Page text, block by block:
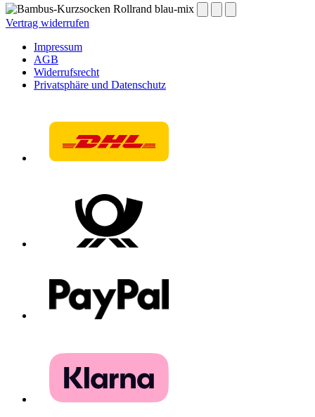
Vertrag widerrufen
Impressum
AGB
Widerrufsrecht
Privatsphäre und Datenschutz